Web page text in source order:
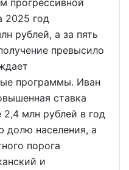
2025 год
рублей, а за пять
превысило
программы. Иван
ставка
млн рублей в год
долю населения, а
порога
и